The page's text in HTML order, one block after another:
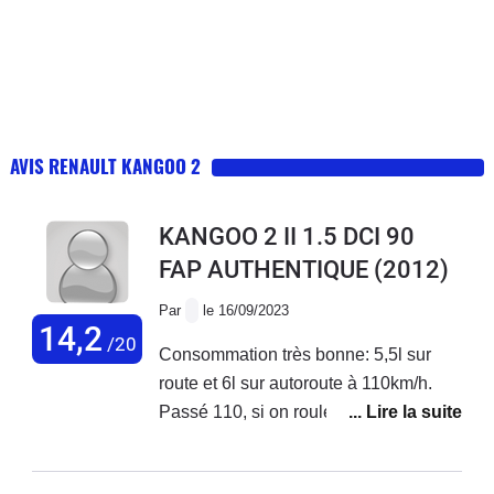
AVIS RENAULT KANGOO 2
14,2 /20
KANGOO 2 II 1.5 DCI 90
FAP AUTHENTIQUE (2012)
Par le 16/09/2023
Consommation très bonne: 5,5l sur
route et 6l sur autoroute à 110km/h.
Passé 110, si on roule à 130km/h c'est
donc rallongé, avec plus de prise au